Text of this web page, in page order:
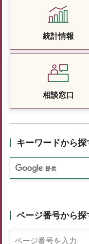
統計情報
相談窓口
キーワードから探
ページ番号から探